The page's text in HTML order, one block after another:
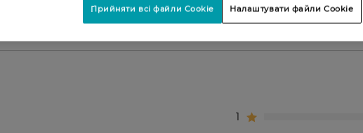
1
Налаштувати файли Cookie
Прийняти всі файли Cookie